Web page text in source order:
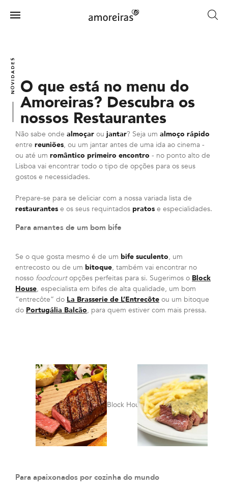
mainMenu
NOVIDADES O que está no menu do
Amoreiras? Descubra os
nossos Restaurantes
Não sabe onde almoçar ou jantar? Seja um almoço rápido
entre reuniões, ou um jantar antes de uma ida ao cinema -
ou até um romântico primeiro encontro - no ponto alto de
Lisboa vai encontrar todo o tipo de opções para os seus
gostos e necessidades.
Prepare-se para se deliciar com a nossa variada lista de
restaurantes e os seus requintados pratos e especialidades.
Para amantes de um bom bife
Se o que gosta mesmo é de um bife suculento, um
entrecosto ou de um bitoque, também vai encontrar no
nosso foodcourtopções perfeitas para si. Sugerimos o Block
House, especialista em bifes de alta qualidade, um bom
“entrecôte” do La Brasserie de L’Entrecôte ou um bitoque
do Portugália Balcão, para quem estiver com mais pressa.
Block House
Para apaixonados por cozinha do mundo